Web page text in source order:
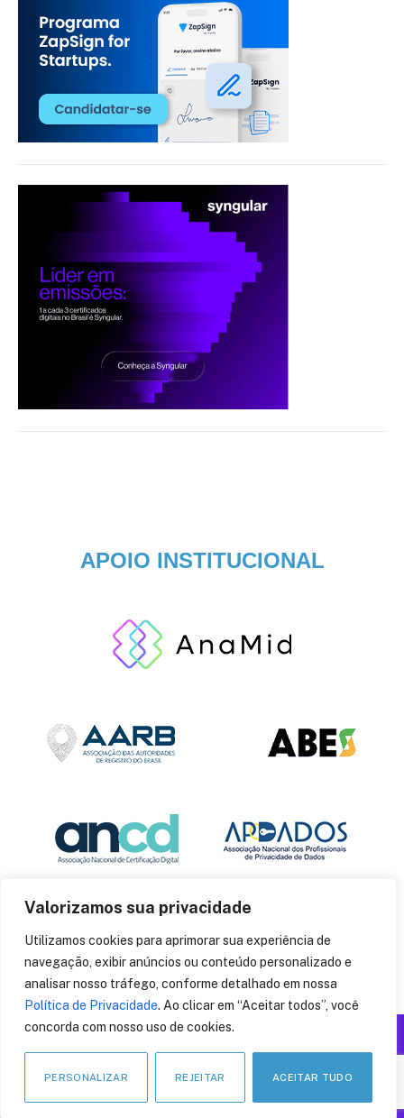
Valorizamos sua privacidade
Utilizamos cookies para aprimorar sua experiência de
navegação, exibir anúncios ou conteúdo personalizado e
analisar nosso tráfego, conforme detalhado em nossa
Política de Privacidade. Ao clicar em “Aceitar todos”, você
concorda com nosso uso de cookies.
PERSONALIZAR REJEITAR ACEITAR TUDO
APOIO INSTITUCIONAL
© 2014CryptoID. Todos os direitos reservados.
LinkedIn
Facebook
Instagram
X